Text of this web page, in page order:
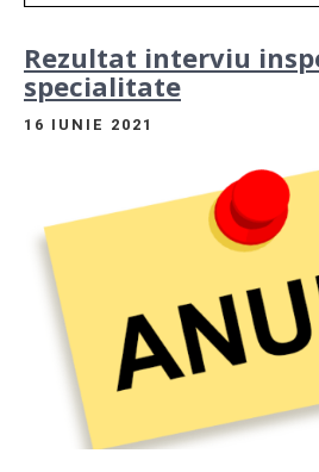
Rezultat interviu
specialitate
16 IUNIE 2021